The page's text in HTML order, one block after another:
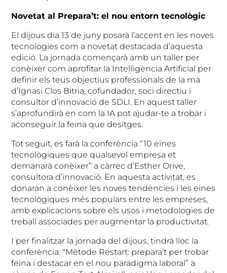
Novetat al Prepara’t: el nou entorn tecnològic
El dijous dia 13 de juny posarà l’accent en les noves
tecnologies com a novetat destacada d’aquesta
edició. La jornada començarà amb un taller per
conèixer com aprofitar la Intel·ligència Artificial per
definir els teus objectius professionals de la mà
d’Ignasi Clos Bitria, cofundador, soci directiu i
consultor d’innovació de SDLI. En aquest taller
s’aprofundirà en com la IA pot ajudar-te a trobar i
aconseguir la feina que desitges.
Tot seguit, es farà la conferència “10 eines
tecnològiques que qualsevol empresa et
demanarà conèixer” a càrrec d’Esther Orive,
consultora d’innovació. En aquesta activitat, es
donaran a conèixer les noves tendències i les eines
tecnològiques més populars entre les empreses,
amb explicacions sobre els usos i metodologies de
treball associades per augmentar la productivitat.
I per finalitzar la jornada del dijous, tindrà lloc la
conferència: “Mètode Restart: prepara’t per trobar
feina i destacar en el nou paradigma laboral” a